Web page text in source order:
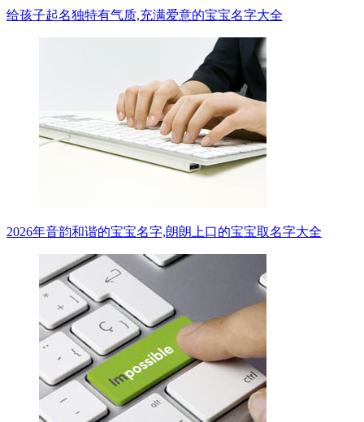
给孩子起名独特有气质,充满爱意的宝宝名字大全
2026年音韵和谐的宝宝名字,朗朗上口的宝宝取名字大全